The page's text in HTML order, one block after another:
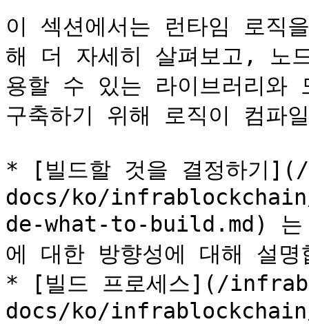
이 섹션에서는 런타임 로직
해 더 자세히 살펴보고, 노
용할 수 있는 라이브러리
구축하기 위해 로직이 컴파
* [빌드할 것을 결정하기
docs/ko/
de-what-to-build.md) 는
에 대한 방향성에 대해 설명
* [빌드 프로세스](/
docs/ko/